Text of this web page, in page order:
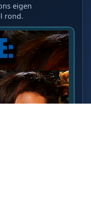
eigen
rond.